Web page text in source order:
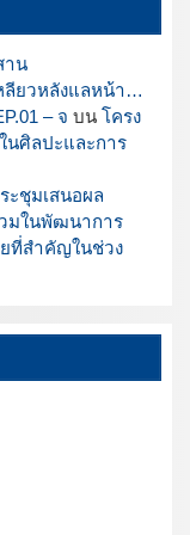
าน
ลียวหลังแลหน้า…
– จ บนโครง
นศิลปะและการ
ะชุมเสนอผล
วมในพัฒนาการ
ที่สำคัญในช่วง